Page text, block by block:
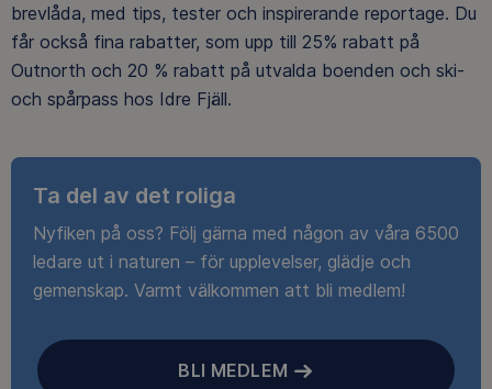
brevlåda, med tips, tester och inspirerande reportage. Du
får också fina rabatter, som upp till 25% rabatt på
Outnorth och 20 % rabatt på utvalda boenden och ski-
och spårpass hos Idre Fjäll.
Ta del av det roliga
Nyfiken på oss? Följ gärna med någon av våra 6500
ledare ut i naturen – för upplevelser, glädje och
gemenskap. Varmt välkommen att bli medlem!
BLI MEDLEM